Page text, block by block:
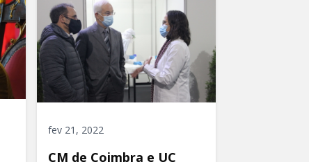
fev 21, 2022
CM de Coimbra e UC